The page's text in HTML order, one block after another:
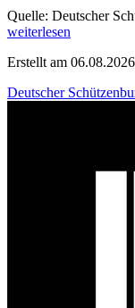
Quelle: Deutscher
weiterlesen
Erstellt am
Deutscher